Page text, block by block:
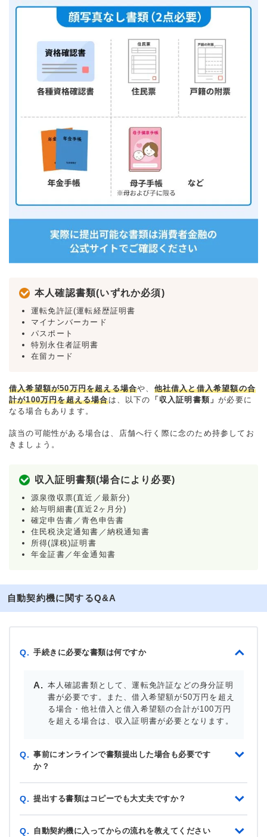
本人確認書類(いずれか必須)
運転免許証(運転経歴証明書
マイナンバーカード
パスポート
特別永住者証明書
在留カード
借入希望額が50万円を超える場合や、 他社借入と借入希望額の合
計が100万円を超える場合は、以下の 「収入証明書類」が必要に
なる場合もあります。
該当の可能性がある場合は、店舗へ行く際に念のため持参してお
きましょう。
収入証明書類(場合により必要)
源泉徴収票(直近／最新分)
給与明細書(直近2ヶ月分)
確定申告書／青色申告書
住民税決定通知書／納税通知書
所得(課税)証明書
年金証書／年金通知書
自動契約機に関するQ&A
Q. 手続きに必要な書類は何ですか
本人確認書類として、運転免許証などの身分証明
書が必要です。また、借入希望額が50万円を超え
る場合・他社借入と借入希望額の合計が100万円
を超える場合は、収入証明書が必要となります。
Q. 事前にオンラインで書類提出した場合も必要です
か？
Q. 提出する書類はコピーでも大丈夫ですか？
Q. 自動契約機に入ってからの流れを教えてください